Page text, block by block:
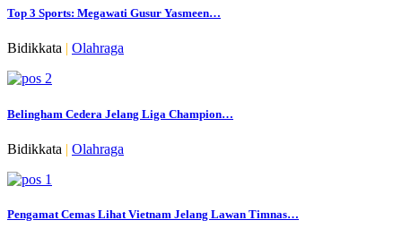
Top 3 Sports: Megawati Gusur Yasmeen…
Bidikkata Olahraga
Belingham Cedera Jelang Liga Champion…
Bidikkata | Olahraga
Pengamat Cemas Lihat Vietnam Jelang Lawan Timnas…